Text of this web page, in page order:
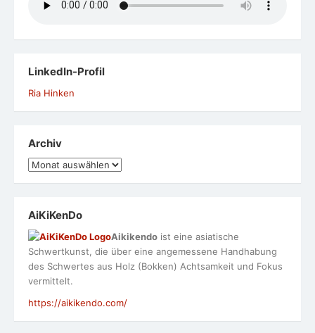
LinkedIn-Profil
Ria Hinken
Archiv
Archiv
AiKiKenDo
Aikikendo ist eine asiatische
Schwertkunst, die über eine angemessene Handhabung
des Schwertes aus Holz (Bokken) Achtsamkeit und Fokus
vermittelt.
https://aikikendo.com/